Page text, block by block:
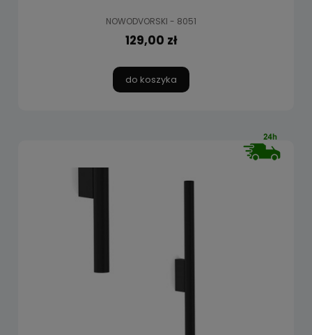
NOWODVORSKI - 8051
129,00 zł
do koszyka